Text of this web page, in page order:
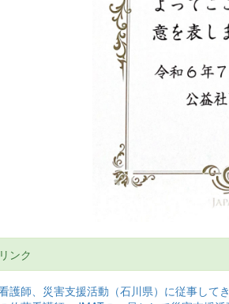
リンク
護師、災害支援活動（石川県）に従事して